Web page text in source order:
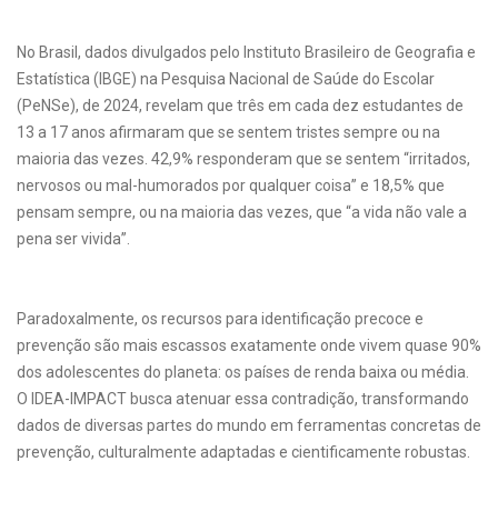
No Brasil, dados divulgados pelo Instituto Brasileiro de Geografia e
Estatística (IBGE) na Pesquisa Nacional de Saúde do Escolar
(PeNSe), de 2024, revelam que três em cada dez estudantes de
13 a 17 anos afirmaram que se sentem tristes sempre ou na
maioria das vezes. 42,9% responderam que se sentem “irritados,
nervosos ou mal-humorados por qualquer coisa” e 18,5% que
pensam sempre, ou na maioria das vezes, que “a vida não vale a
pena ser vivida”.
Paradoxalmente, os recursos para identificação precoce e
prevenção são mais escassos exatamente onde vivem quase 90%
dos adolescentes do planeta: os países de renda baixa ou média.
O IDEA-IMPACT busca atenuar essa contradição, transformando
dados de diversas partes do mundo em ferramentas concretas de
prevenção, culturalmente adaptadas e cientificamente robustas.